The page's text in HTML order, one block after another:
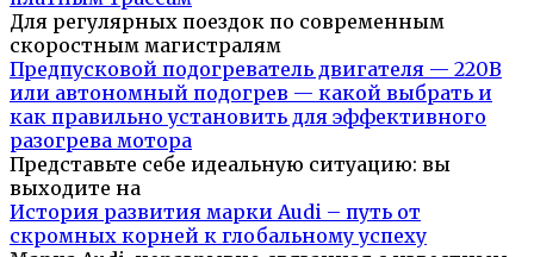
Для регулярных поездок по современным
скоростным магистралям
Предпусковой подогреватель двигателя — 220В
или автономный подогрев — какой выбрать и
как правильно установить для эффективного
разогрева мотора
Представьте себе идеальную ситуацию: вы
выходите на
История развития марки Audi – путь от
скромных корней к глобальному успеху